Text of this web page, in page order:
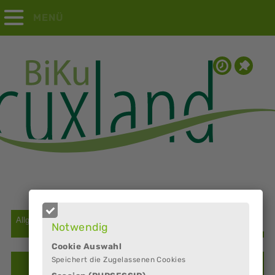
Notwendig
Cookie Auswahl
Speichert die Zugelassenen Cookies
MENÜ